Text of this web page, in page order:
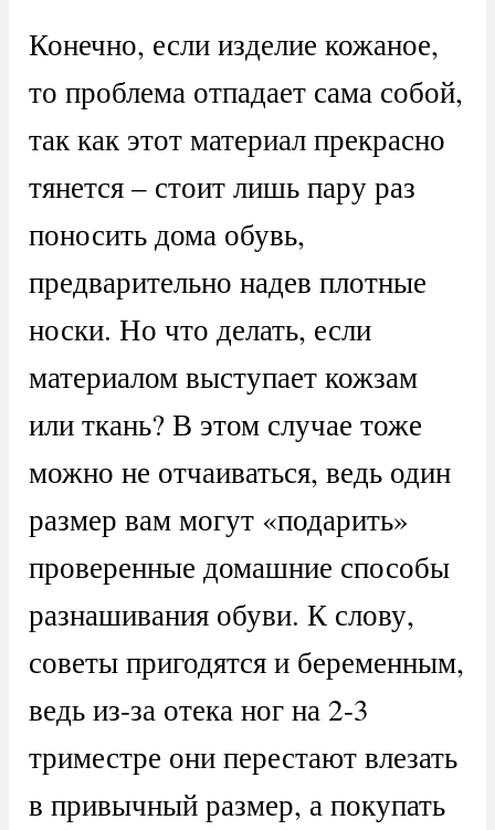
Конечно, если изделие кожаное,
то проблема отпадает сама собой,
так как этот материал прекрасно
тянется – стоит лишь пару раз
поносить дома обувь,
предварительно надев плотные
носки. Но что делать, если
материалом выступает кожзам
или ткань? В этом случае тоже
можно не отчаиваться, ведь один
размер вам могут «подарить»
проверенные домашние способы
разнашивания обуви. К слову,
советы пригодятся и беременным,
ведь из-за отека ног на 2-3
триместре они перестают влезать
в привычный размер, а покупать